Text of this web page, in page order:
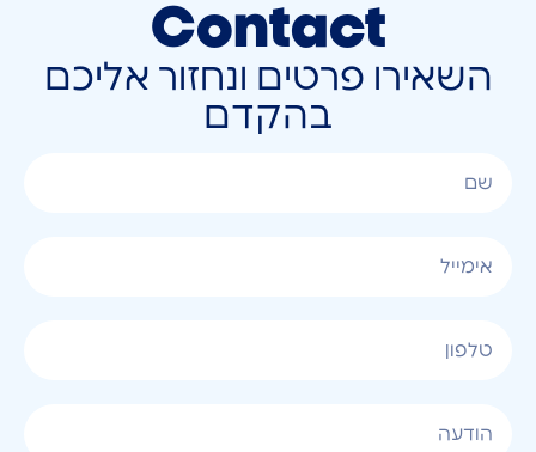
Contact
השאירו פרטים ונחזור אליכם
בהקדם